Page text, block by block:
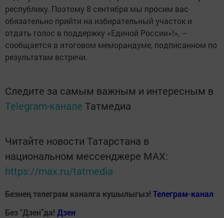
республику. Поэтому 8 сентября мы просим вас
обязательно прийти на избирательный участок и
отдать голос в поддержку «Единой России»!», –
сообщается в итоговом меморандуме, подписанном по
результатам встречи.
Следите за самым важным и интересным в
Telegram-канале Татмедиа
Читайте новости Татарстана в
национальном мессенджере MАХ:
https://max.ru/tatmedia
Безнең телеграм каналга кушылыгыз! Телеграм-канал
Без "Дзен"да! Дзен